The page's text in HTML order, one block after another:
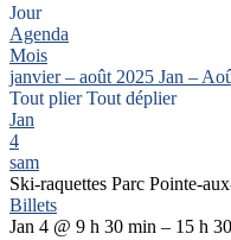
Jour
Agenda
Mois
janvier – août 2025 Jan –
Tout plierTout déplier
Jan
4
sam
Ski-raquettes Parc Pointe-
Billets
Jan 4 @ 9 h 30 min – 15 h